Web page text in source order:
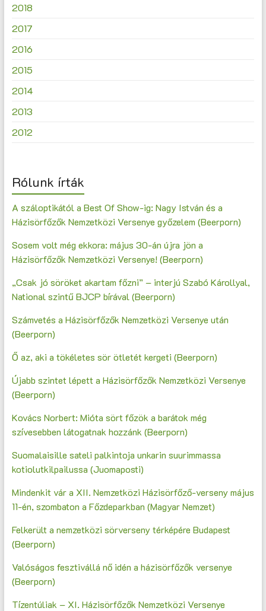
2018
2017
2016
2015
2014
2013
2012
Rólunk írták
A száloptikától a Best Of Show-ig: Nagy István és a
Házisörfőzők Nemzetközi Versenye győzelem (Beerporn)
Sosem volt még ekkora: május 30-án újra jön a
Házisörfőzők Nemzetközi Versenye! (Beerporn)
„Csak jó söröket akartam főzni” – interjú Szabó Károllyal,
National szintű BJCP bírával (Beerporn)
Számvetés a Házisörfőzők Nemzetközi Versenye után
(Beerporn)
Ő az, aki a tökéletes sör ötletét kergeti (Beerporn)
Újabb szintet lépett a Házisörfőzők Nemzetközi Versenye
(Beerporn)
Kovács Norbert: Mióta sört főzök a barátok még
szívesebben látogatnak hozzánk (Beerporn)
Suomalaisille sateli palkintoja unkarin suurimmassa
kotiolutkilpailussa (Juomaposti)
Mindenkit vár a XII. Nemzetközi Házisörfőző-verseny május
11-én, szombaton a Főzdeparkban (Magyar Nemzet)
Felkerült a nemzetközi sörverseny térképére Budapest
(Beerporn)
Valóságos fesztivállá nő idén a házisörfőzők versenye
(Beerporn)
Tízentúliak – XI. Házisörfőzők Nemzetközi Versenye